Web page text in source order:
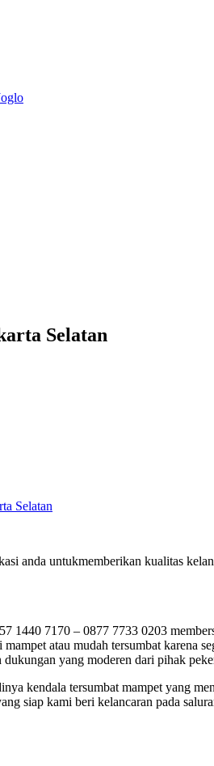
Selatan
Selatan
anda untukmemberikan kualitas
1440 7170 – 0877 7733 0203
atau mudah tersumbat karena
yang moderen dari pihak
kendala tersumbat mampet yang
siap kami beri kelancaran pada